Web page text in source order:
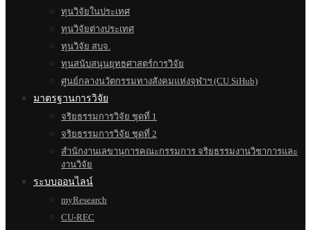
ทุนวิจัยในประเทศ
ทุนวิจัยต่างประเทศ
ทุนวิจัย สบจ.
ทุนสนับสนุนยุทธศาสตร์การวิจัย
ศูนย์กลางนวัตกรรมทางสังคมแห่งจุฬาฯ (CU SiHub)
มาตรฐานการวิจัย
จริยธรรมการวิจัย ชุดที่ 1
จริยธรรมการวิจัย ชุดที่ 2
สำนักงานเลขานุการคณะกรรมการ จริยธรรมงานวิชาการและ
งานวิจัย
ระบบออนไลน์
myResearch
CU-REC